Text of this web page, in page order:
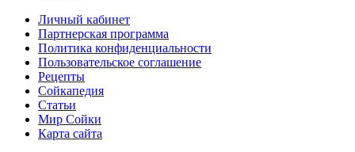
Личный кабинет
Партнерская программа
Политика конфиденциальности
Пользовательское соглашение
Рецепты
Сойкапедия
Статьи
Мир Сойки
Карта сайта